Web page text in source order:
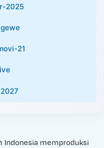
2025
21
Indonesia memproduksi